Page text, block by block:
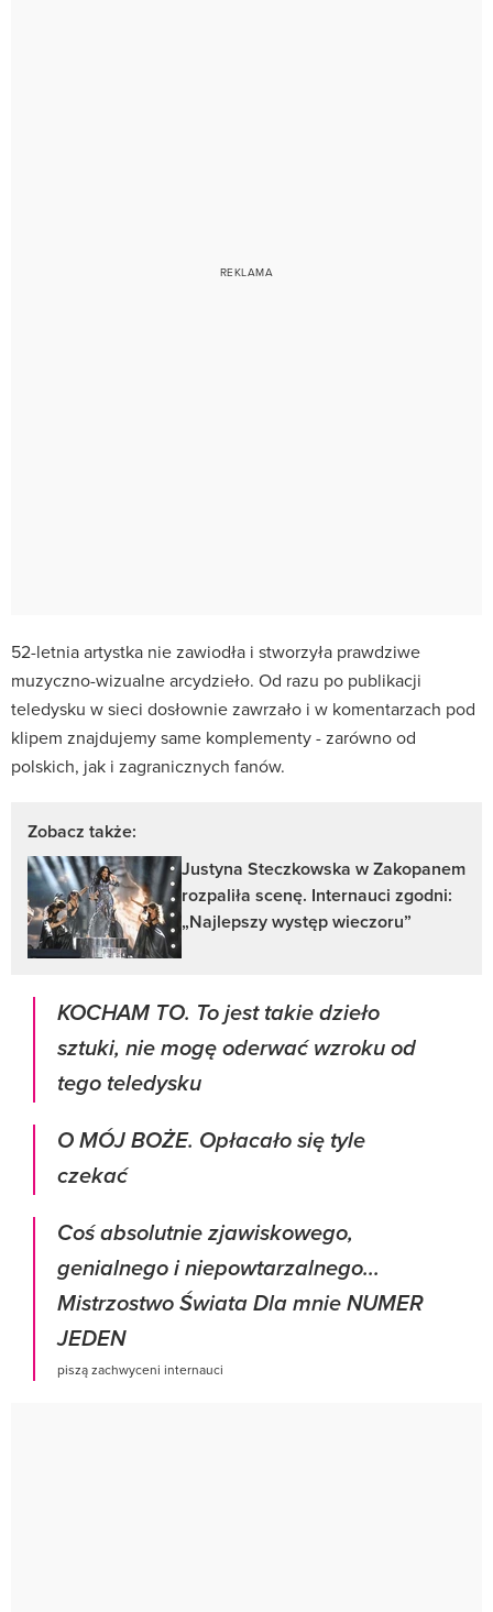
52-letnia artystka nie zawiodła i stworzyła prawdziwe
muzyczno-wizualne arcydzieło. Od razu po publikacji
teledysku w sieci dosłownie zawrzało i w komentarzach pod
klipem znajdujemy same komplementy - zarówno od
polskich, jak i zagranicznych fanów.
Zobacz także:
Justyna Steczkowska w Zakopanem
rozpaliła scenę. Internauci zgodni:
„Najlepszy występ wieczoru”
KOCHAM TO. To jest takie dzieło
sztuki, nie mogę oderwać wzroku od
tego teledysku
O MÓJ BOŻE. Opłacało się tyle
czekać
Coś absolutnie zjawiskowego,
genialnego i niepowtarzalnego...
Mistrzostwo Świata Dla mnie NUMER
JEDEN
piszą zachwyceni internauci